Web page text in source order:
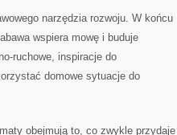
narzędzia rozwoju. W końcu
wspiera mowę i buduje
ruchowe, inspiracje do
domowe sytuacje do
obejmują to, co zwykle przydaje